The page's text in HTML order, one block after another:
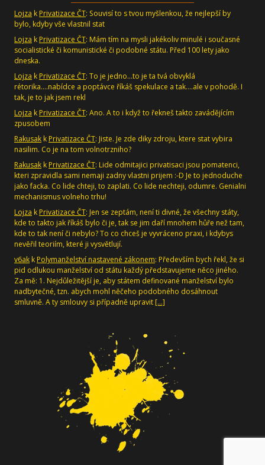
Lojza k Privatizace ČT: Souvisí to s tvou myšlenkou, že nejlepší by
bylo, kdyby vše vlastnil stat
Lojza k Privatizace ČT: Mám tím na mysli jakékoliv minulé i současné
socialistické či komunistické či podobné státu. Před 100 lety jako
dneska.
Lojza k Privatizace ČT: To je jedno...to je ta tvá obvyklá
rétorika....nabídce a poptávce říkáš spekulace a tak....ale v pohodě. I
tak, je to jak jsem rekl
Lojza k Privatizace ČT: Ano. A to i když to řekneš takto zavádějícím
zpusobem
Rakusak k Privatizace ČT: Jiste. Je zde diky zdroju, ktere stat vybira
nasilim. Co je na tom volnotrzniho?
Rakusak k Privatizace ČT: Lide odmitajici privatisaci jsou pomatenci,
kteri zpravidla sami nemaji zadny vlastni prijem :-D Je to jednoduche
jako facka. Co lide chteji, to zaplati. Co lide nechteji, odumre. Genialni
mechanismus volneho trhu!
Lojza k Privatizace ČT: Jen se zeptám, není ti divné, že všechny státy,
kde to takto jak říkáš bylo či je, tak se jim daří mnohem hůře než tam,
kde to tak není či nebylo? To co chceš je vyvráceno praxi, i kdybys
nevěřil teoriím, které ji vysvětlují.
v6ak k Polymanželství nastavené zákonem: Především bych řekl, že si
pid odlukou manželství od státu každý představujeme něco jiného.
Za mě: 1. Nejdůležitější je, aby státem definované manželství bylo
nadbytečné, tzn. abych mohl něčeho podobného dosáhnout
smluvně. A ty smlouvy si případně upravit […]